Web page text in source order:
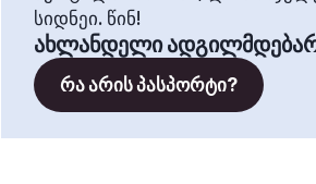
სიდნეი. წინ!
ახლანდელი
რა არის პასპორტი?